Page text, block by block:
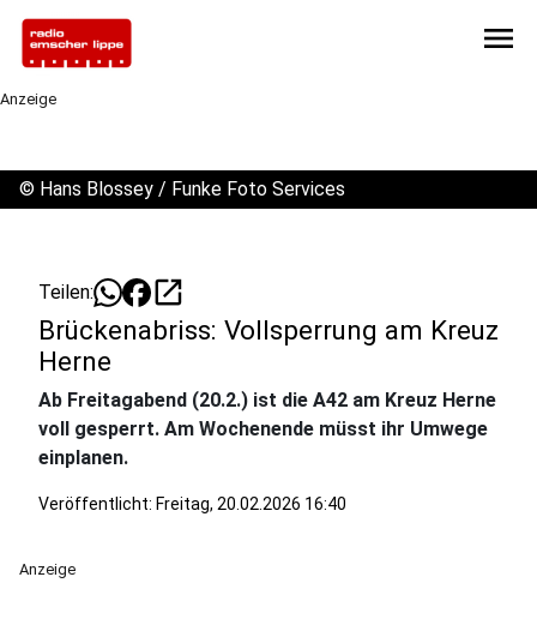
menu
Anzeige
© Hans Blossey / Funke Foto Services
Teilen: open_in_new
Brückenabriss: Vollsperrung am Kreuz
Herne
Ab Freitagabend (20.2.) ist die A42 am Kreuz Herne
voll gesperrt. Am Wochenende müsst ihr Umwege
einplanen.
Veröffentlicht: Freitag, 20.02.2026 16:40
Anzeige